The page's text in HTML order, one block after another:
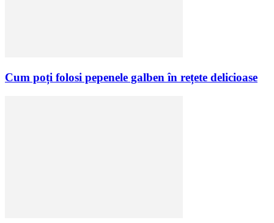
Cum poți folosi pepenele galben în rețete delicioase